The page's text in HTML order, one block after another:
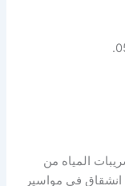
المياه من
في مواسير